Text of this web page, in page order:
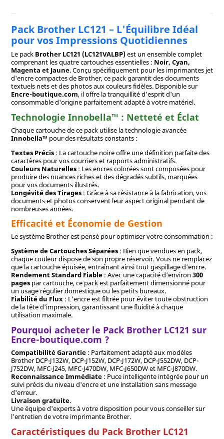
Pack Brother LC121 – L'Équilibre Idéal
pour vos Impressions Quotidiennes
Le pack Brother LC121 (LC121VALBP)est un ensemble complet
comprenant les quatre cartouches essentielles : Noir, Cyan,
Magenta et Jaune. Conçu spécifiquement pour les imprimantes jet
d'encre compactes de Brother, ce pack garantit des documents
textuels nets et des photos aux couleurs fidèles. Disponible sur
Encre-boutique.com, il offre la tranquillité d'esprit d'un
consommable d'origine parfaitement adapté à votre matériel.
Technologie Innobella™ : Netteté et Éclat
Chaque cartouche de ce pack utilise la technologie avancée
Innobella™ pour des résultats constants :
Textes Précis: La cartouche noire offre une définition parfaite des
caractères pour vos courriers et rapports administratifs.
Couleurs Naturelles: Les encres colorées sont composées pour
produire des nuances riches et des dégradés subtils, marquées
pour vos documents illustrés.
Longévité des Tirages: Grâce à sa résistance à la fabrication, vos
documents et photos conservent leur aspect original pendant de
nombreuses années.
Efficacité et Économie de Gestion
Le système Brother est pensé pour optimiser votre consommation :
Système de Cartouches Séparées: Bien que vendues en pack,
chaque couleur dispose de son propre réservoir. Vous ne remplacez
que la cartouche épuisée, entraînant ainsi tout gaspillage d'encre.
Rendement Standard Fiable: Avec une capacité d'environ 300
pagespar cartouche, ce pack est parfaitement dimensionné pour
un usage régulier domestique ou les petits bureaux.
Fiabilité du Flux: L'encre est filtrée pour éviter toute obstruction
de la tête d'impression, garantissant une fluidité à chaque
utilisation maximale.
Pourquoi acheter le Pack Brother LC121 sur
Encre-boutique.com ?
Compatibilité Garantie: Parfaitement adapté aux modèles
Brother DCP-J132W, DCP-J152W, DCP-J172W, DCP-J552DW, DCP-
J752DW, MFC-J245, MFC-J470DW, MFC-J650DW et MFC-J870DW.
Reconnaissance Immédiate: Puce intelligente intégrée pour un
suivi précis du niveau d'encre et une installation sans message
d'erreur.
Livraison gratuite.
Une équipe d'experts à votre disposition pour vous conseiller sur
l'entretien de votre imprimante Brother.
Caractéristiques du Pack Brother LC121